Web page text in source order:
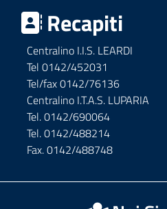
Recapiti
Centralino I.I.S. LEARDI
Tel 0142/452031
Tel/fax 0142/76136
Centralino I.T.A.S. LUPARIA
Tel. 0142/690064
Tel. 0142/488214
Fax. 0142/488748